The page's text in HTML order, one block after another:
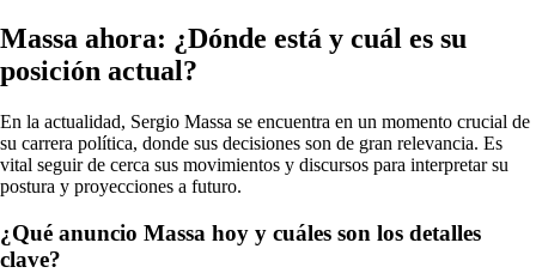
Massa ahora: ¿Dónde está y cuál es su
posición actual?
En la actualidad, Sergio Massa se encuentra en un momento crucial de
su carrera política, donde sus decisiones son de gran relevancia. Es
vital seguir de cerca sus movimientos y discursos para interpretar su
postura y proyecciones a futuro.
¿Qué anuncio Massa hoy y cuáles son los detalles
clave?